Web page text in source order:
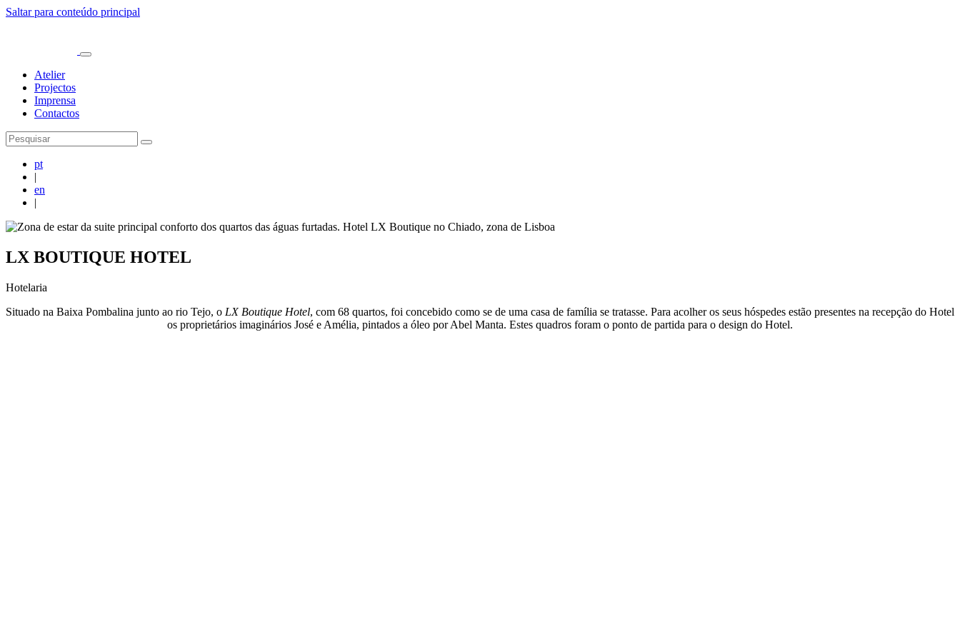
Saltar para conteúdo principal
Atelier
Projectos
Imprensa
Contactos
pt
|
en
|
LX BOUTIQUE HOTEL
Hotelaria
Situado na Baixa Pombalina junto ao rio Tejo, o LX Boutique Hotel, com 68 quartos, foi concebido como se de uma casa de família se tratasse. Para acolher os seus hóspedes estão presentes na recepção do Hotel
os proprietários imaginários José e Amélia, pintados a óleo por Abel Manta. Estes quadros foram o ponto de partida para o design do Hotel.